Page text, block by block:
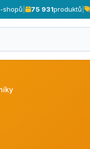
shopů 75 931produktů